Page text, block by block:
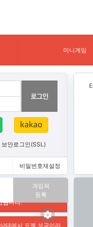
미니게임
보안로그인(SSL)
비밀번호재설정
게임픽
등록